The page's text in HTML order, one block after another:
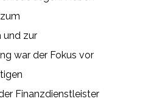
und zur
war der Fokus vor
Finanzdienstleister